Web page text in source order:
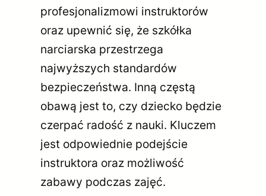
profesjonalizmowi instruktorów
oraz upewnić się, że szkółka
narciarska przestrzega
najwyższych standardów
bezpieczeństwa. Inną częstą
obawą jest to, czy dziecko będzie
czerpać radość z nauki. Kluczem
jest odpowiednie podejście
instruktora oraz możliwość
zabawy podczas zajęć.